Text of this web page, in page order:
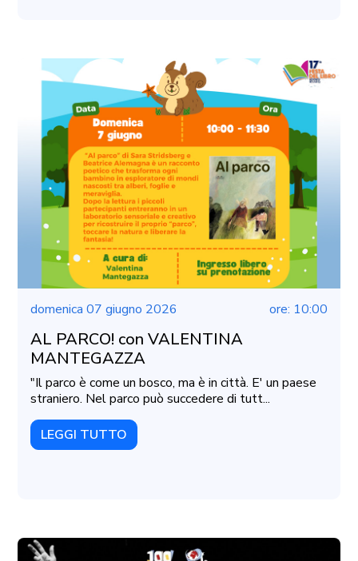
domenica 07 giugno 2026 ore: 10:00
AL PARCO! con VALENTINA
MANTEGAZZA
"Il parco è come un bosco, ma è in città. E' un paese
straniero. Nel parco può succedere di tutt...
LEGGI TUTTO